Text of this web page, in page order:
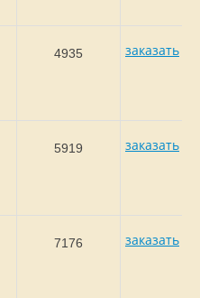
4935 заказать
5919 заказать
7176 заказать